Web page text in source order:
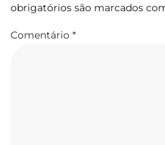
obrigatórios são marcados
Comentário *